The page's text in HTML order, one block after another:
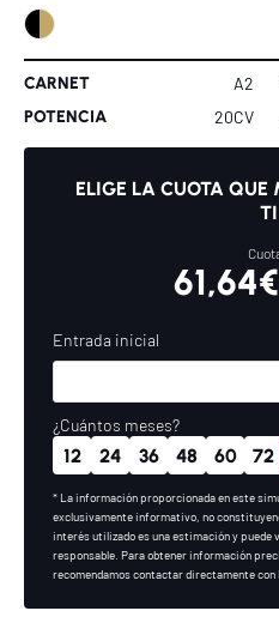
CARNET A2
POTENCIA 20CV
ELIGE LA CUOTA QUE
TI
Entrada inicial
¿Cuántos meses?
12 24 36 48 60 72
* La información proporcionada en este
exclusivamente informativo, no
interés utilizado es una estimación y puede
responsable. Para obtener información
recomendamos contactar directamente con